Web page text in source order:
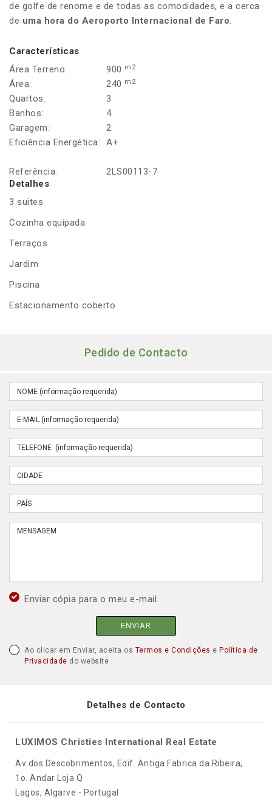
de golfe de renome e de todas as comodidades, e a cerca
de uma hora do Aeroporto Internacional de Faro.
Características
Área Terreno:
900 m2
Área: 240 m2
Quartos:
3
Banhos:
4
Garagem:
2
Eficiência Energética:
A+
Referência:
2LS00113-7
Detalhes
3 suites
Cozinha equipada
Terraços
Jardim
Piscina
Estacionamento coberto
Pedido de Contacto
Enviar cópia para o meu e-mail.
ENVIAR
Ao clicar em Enviar, aceita os Termos e Condições e Política de
Privacidade do website
Detalhes de Contacto
LUXIMOS Christies International Real Estate
Av dos Descobrimentos, Edif. Antiga Fabrica da Ribeira,
1o. Andar Loja Q
Lagos, Algarve - Portugal